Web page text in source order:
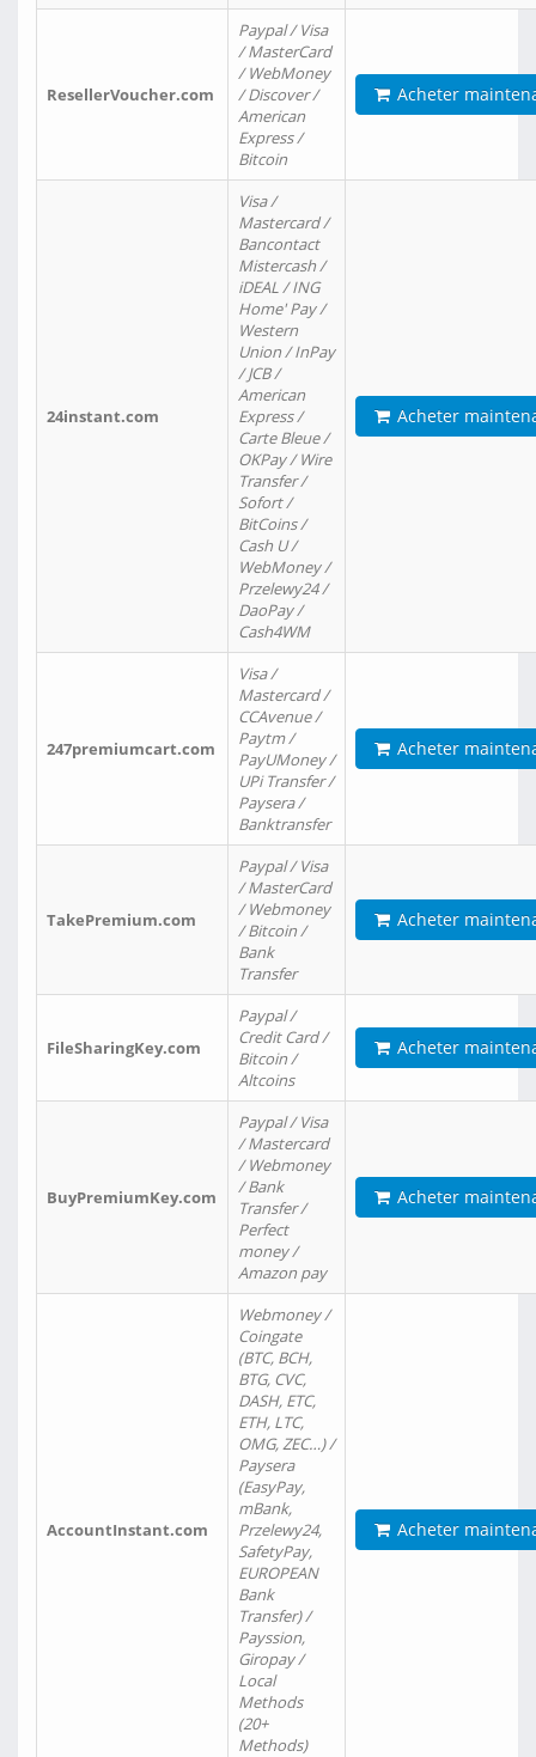
ResellerVoucher.com
Paypal / Visa
/ MasterCard
/ WebMoney
/ Discover /
American
Express /
Bitcoin
Acheter
24instant.com
Visa /
Mastercard /
Bancontact
Mistercash /
iDEAL / ING
Home' Pay /
Western
Union / InPay
/ JCB /
American
Express /
Carte Bleue /
OKPay / Wire
Transfer /
Sofort /
BitCoins /
Cash U /
WebMoney /
Przelewy24 /
DaoPay /
Cash4WM
Acheter
247premiumcart.com
Visa /
Mastercard /
CCAvenue /
Paytm /
PayUMoney /
UPi Transfer /
Paysera /
Banktransfer
Acheter
TakePremium.com
Paypal / Visa
/ MasterCard
/ Webmoney
/ Bitcoin /
Bank
Transfer
Acheter
FileSharingKey.com
Paypal /
Credit Card /
Bitcoin /
Altcoins
Acheter
BuyPremiumKey.com
Paypal / Visa
/ Mastercard
/ Webmoney
/ Bank
Transfer /
Perfect
money /
Amazon pay
Acheter
AccountInstant.com
Webmoney /
Coingate
(BTC, BCH,
BTG, CVC,
DASH, ETC,
ETH, LTC,
OMG, ZEC…) /
Paysera
(EasyPay,
mBank,
Przelewy24,
SafetyPay,
EUROPEAN
Bank
Transfer) /
Payssion,
Giropay /
Local
Methods
(20+
Methods)
Acheter